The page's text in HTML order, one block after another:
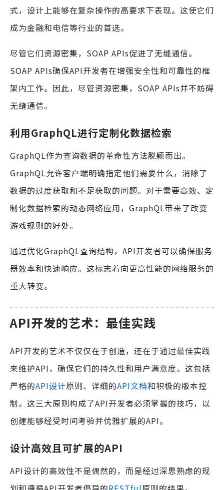
式，设计上能够在复杂操作的高要求下表现。这使它们
成为金融和电信等行业的首选。
尽管它们资源密集，SOAP APIs促进了无缝通信。
SOAP APIs确保API开发者在增强安全性和可靠性的框
架内工作。因此，尽管资源密集，SOAP APIs并不妨碍
无缝通信。
利用GraphQL进行定制化数据检索
GraphQL作为查询数据的革命性方法脱颖而出。
GraphQL允许客户端明确指定他们需要什么，消除了
数据的过度获取和不足获取的问题。对于需要高效、定
制化数据检索的动态网络应用，GraphQL带来了改变
游戏规则的好处。
通过优化GraphQL查询结构，API开发者可以确保服务
器效率和快速响应。这标志着向更高性能的网络服务的
重大转变。
API开发的艺术：最佳实践
API开发的艺术不仅仅在于创造，还在于通过最佳实践
来维护API，确保它们的持久性和用户满意度。这包括
严格的API设计原则、详细的API文档和积极的版本控
制。这三大原则构成了API开发者必须掌握的技巧，以
创建能够经受时间考验并优雅扩展的API。
设计高效且可扩展的API
API设计的高效性不是偶然的，而是经过深思熟虑的规